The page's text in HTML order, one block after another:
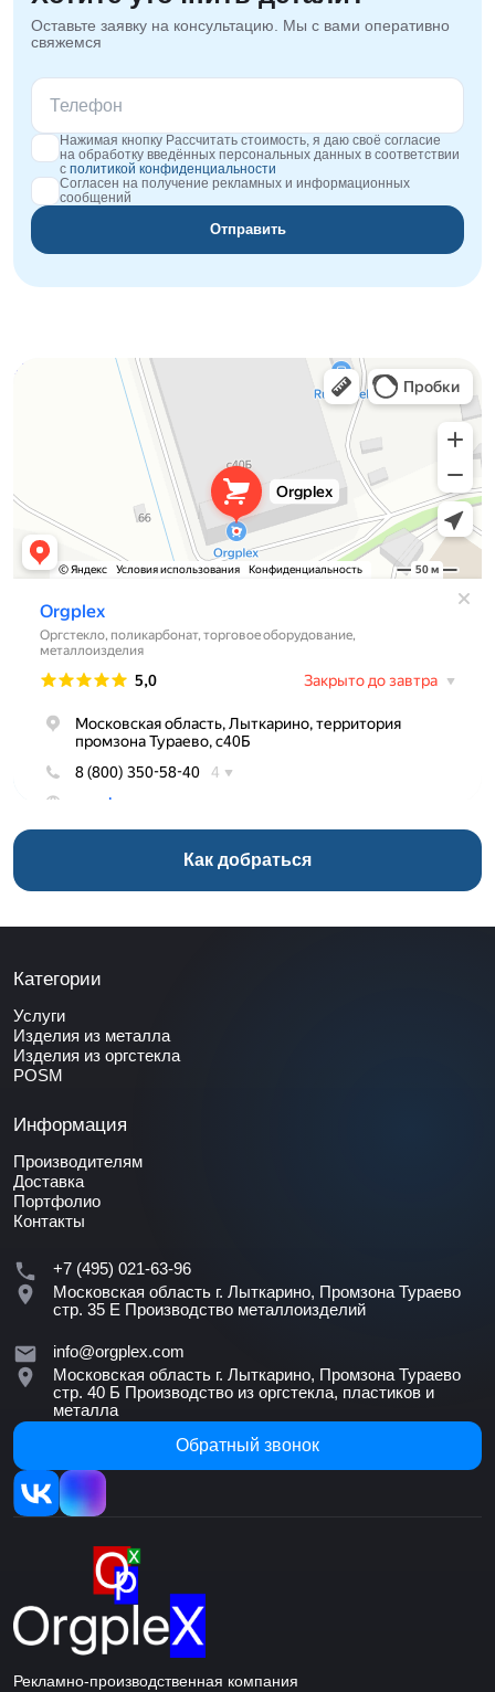
Оставьте заявку на консультацию. Мы с вами оперативно
свяжемся
Нажимая кнопку Рассчитать стоимость, я даю своё согласие
на обработку введённых персональных данных в соответствии
с политикой конфиденциальности
Согласен на получение рекламных и информационных
сообщений
Отправить
Orgplex
Оргстекло, поликарбонат в Лыткарине
Торговое оборудование в Лыткарине
Как добраться
Категории
Услуги
Изделия из металла
Изделия из оргстекла
POSM
Информация
Производителям
Доставка
Портфолио
Контакты
+7 (495) 021-63-96
Московская область г. Лыткарино, Промзона Тураево
стр. 35 Е Производство металлоизделий
info@orgplex.com
Московская область г. Лыткарино, Промзона Тураево
стр. 40 Б Производство из оргстекла, пластиков и
металла
Обратный звонок
Рекламно-производственная компания